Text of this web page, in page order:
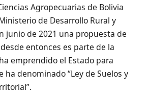
Agropecuarias de Bolivia
de Desarrollo Rural y
junio de 2021 una propuesta de
entonces es parte de la
emprendido el Estado para
ha denominado “Ley de Suelos y